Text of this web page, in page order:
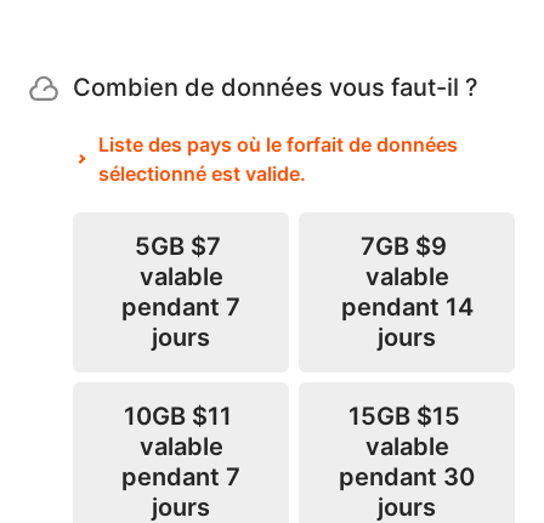
Combien de données vous faut-il ?
Liste des pays où le forfait de données
sélectionné est valide.
5GB $7
valable
pendant 7
jours
7GB $9
valable
pendant 14
jours
10GB $11
valable
pendant 7
jours
15GB $15
valable
pendant 30
jours